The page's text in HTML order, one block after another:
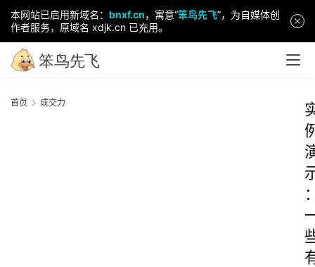
本网站已启用新域名： bnxf.cn，寓意“笨鸟先飞”，为自媒体创
作者服务，原域名 xdjk.cn 已充用。
首页 成交力